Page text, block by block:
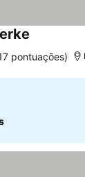
pontuações)